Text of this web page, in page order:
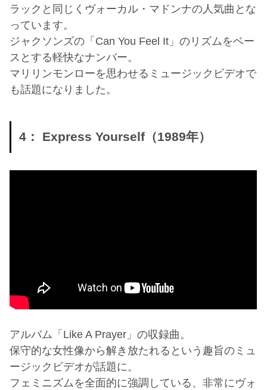
ラックと同じくヴォーカル・マドンナの人気曲とな
っています。
ジャクソンズの「Can You Feel It」のリズムをベー
スとする軽快なナンバー。
マリリンモンローを思わせるミュージックビデオで
も話題になりました。
4： Express Yourself（1989年）
アルバム「Like A Prayer」の収録曲。
保守的な女性像から解き放たれるという趣旨のミュ
ージックビデオが話題に。
フェミニズムを全面的に強調している、非常にヴォ